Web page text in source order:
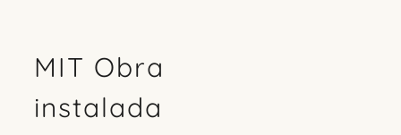
MIT Obra
instalada